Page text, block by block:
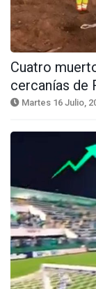
Cuatro
cercanías de
Martes 16 Julio,